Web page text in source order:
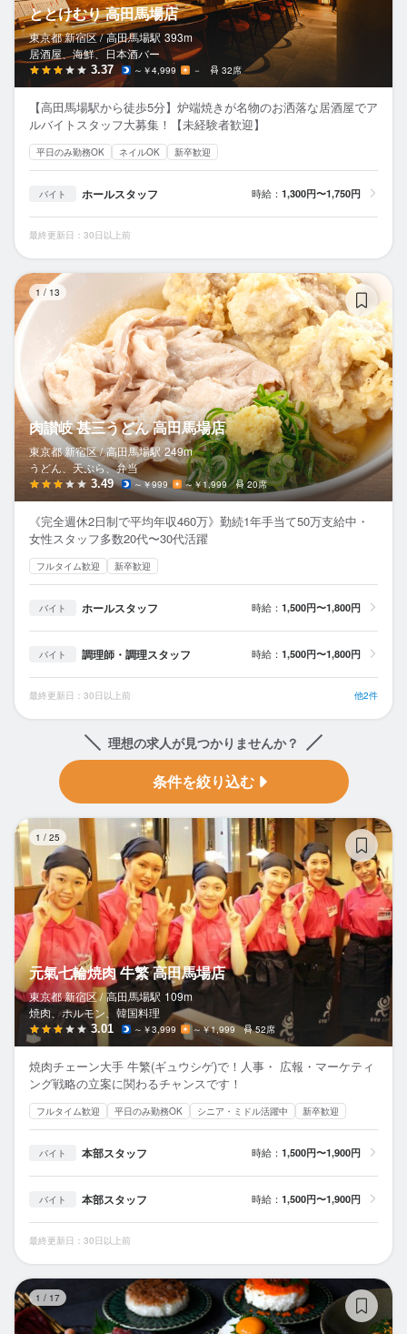
ととけむり 高田馬場店
東京都 新宿区 / 高田馬場駅 393m
居酒屋、海鮮、日本酒バー
3.37 ～￥4,999 － 32席
【高田馬場駅から徒歩5分】炉端焼きが名物のお洒落な居酒屋でア
ルバイトスタッフ大募集！【未経験者歓迎】
平日のみ勤務OK ネイルOK 新卒歓迎
バイト ホールスタッフ 時給： 1,300円〜1,750円
最終更新日：30日以上前
1 / 13
肉讃岐 甚三うどん 高田馬場店
東京都 新宿区 / 高田馬場駅 249m
うどん、天ぷら、弁当
3.49 ～￥999 ～￥1,999 20席
《完全週休2日制で平均年収460万》勤続1年手当て50万支給中・
女性スタッフ多数20代〜30代活躍
フルタイム歓迎 新卒歓迎
バイト ホールスタッフ 時給： 1,500円〜1,800円
バイト 調理師・調理スタッフ 時給： 1,500円〜1,800円
最終更新日：30日以上前 他2件
理想の求人が見つかりませんか？
条件を絞り込む
1 / 25
元氣七輪焼肉 牛繁 高田馬場店
東京都 新宿区 / 高田馬場駅 109m
焼肉、ホルモン、韓国料理
3.01 ～￥3,999 ～￥1,999 52席
焼肉チェーン大手 牛繁(ギュウシゲ)で！人事・ 広報・マーケティ
ング戦略の立案に関わるチャンスです！
フルタイム歓迎 平日のみ勤務OK シニア・ミドル活躍中 新卒歓迎
バイト 本部スタッフ 時給： 1,500円〜1,900円
バイト 本部スタッフ 時給： 1,500円〜1,900円
最終更新日：30日以上前
1 / 17